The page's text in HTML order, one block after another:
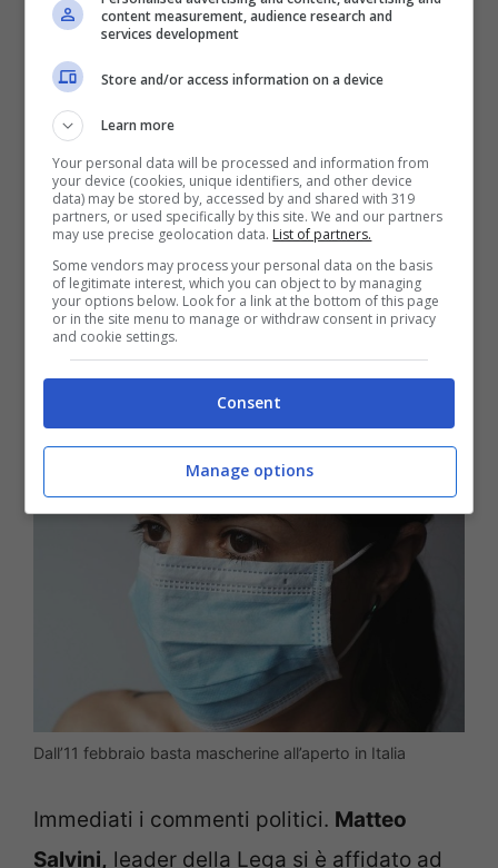
Costa all’Ansa. Pochi minuti più tardi è
intervenuto anche a Tagadà su La7.
“Questa è una discussione che sta
avvenendo in queste ore – ha chiarito – e
ho motivi per dire che si possa andare in
questa direzione. Quindi quello che
esprimo mi auguro che sia la posizione del
Governo. Bisogna ripartire e intanto
ripartiamo dal togliere le mascherine
all’aperto indipendentemente dai colori
delle varie regioni”.
Dall’11 febbraio basta mascherine all’aperto in Italia
Immediati i commenti politici. Matteo
Salvini, leader della Lega si è affidato ad
content measurement, audience research and
services development
Store and/or access information on a device
Learn more
Your personal data will be processed and information from
your device (cookies, unique identifiers, and other device
data) may be stored by, accessed by and shared with 319
partners, or used specifically by this site. We and our partners
may use precise geolocation data. List of partners.
Some vendors may process your personal data on the basis
of legitimate interest, which you can object to by managing
your options below. Look for a link at the bottom of this page
or in the site menu to manage or withdraw consent in privacy
and cookie settings.
Consent
Manage options